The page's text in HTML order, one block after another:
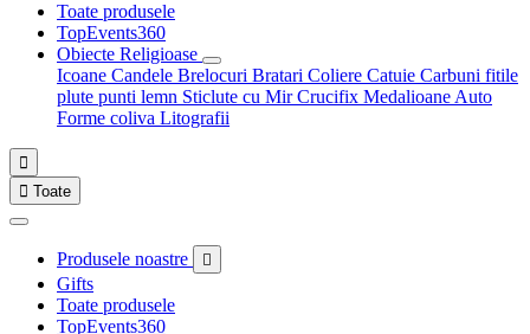
Toate produsele
TopEvents360
Obiecte Religioase
Icoane Candele Brelocuri Bratari Coliere Catuie Carbuni fitile
plute punti lemn Sticlute cu MirCrucifix Medalioane Auto
Forme coliva Litografii

 Toate
Produsele noastre 
Gifts
Toate produsele
TopEvents360